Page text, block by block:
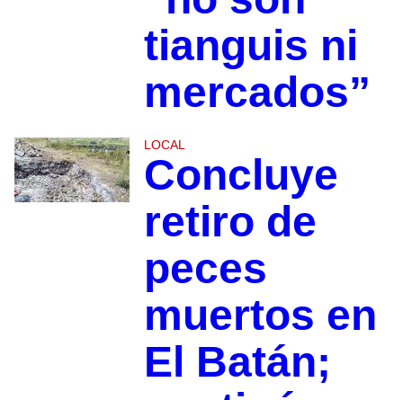
tianguis ni
mercados”
LOCAL
Concluye
retiro de
peces
muertos en
El Batán;